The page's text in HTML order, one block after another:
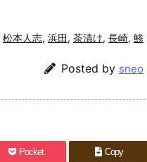
松本人志, 浜田, 茶漬け, 長崎, 鯵
Posted by sneo
Pocket Copy